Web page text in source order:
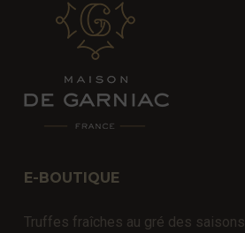
E-BOUTIQUE
Truffes fraîches au gré des saisons